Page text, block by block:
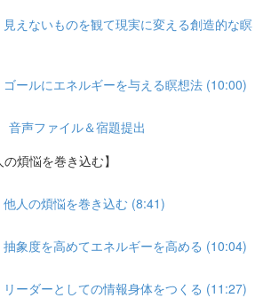
えないものを観て現実に変える創造的な瞑
ールにエネルギーを与える瞑想法 (10:00)
声ファイル＆宿題提出
煩悩を巻き込む】
人の煩悩を巻き込む (8:41)
象度を高めてエネルギーを高める (10:04)
ーダーとしての情報身体をつくる (11:27)